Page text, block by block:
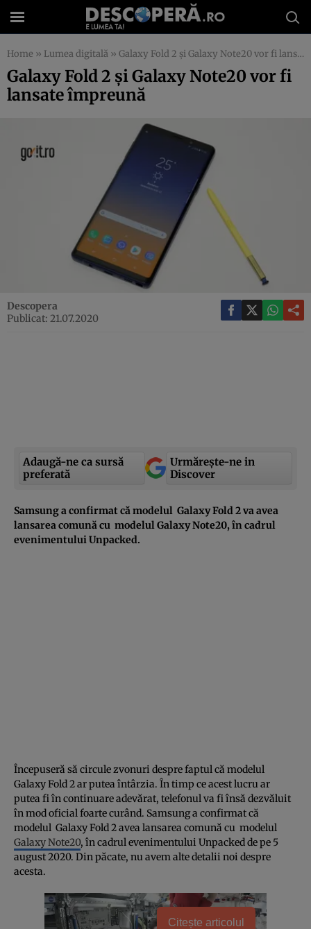
Home » Lumea digitală » Galaxy Fold 2 și Galaxy Note20 vor fi lansate împreună
Galaxy Fold 2 și Galaxy Note20 vor fi
lansate împreună
Descopera
Publicat: 21.07.2020
Adaugă-ne ca sursă
preferată
Urmărește-ne in
Discover
Samsung a confirmat că modelul Galaxy Fold 2 va avea
lansarea comună cu modelul Galaxy Note20, în cadrul
evenimentului Unpacked.
Începuseră să circule zvonuri despre faptul că modelul
Galaxy Fold 2 ar putea întârzia. În timp ce acest lucru ar
putea fi în continuare adevărat, telefonul va fi însă dezvăluit
în mod oficial foarte curând. Samsung a confirmat că
modelul Galaxy Fold 2 avea lansarea comună cu modelul
Galaxy Note20, în cadrul evenimentului Unpacked de pe 5
august 2020. Din păcate, nu avem alte detalii noi despre
acesta.
Citește articolul